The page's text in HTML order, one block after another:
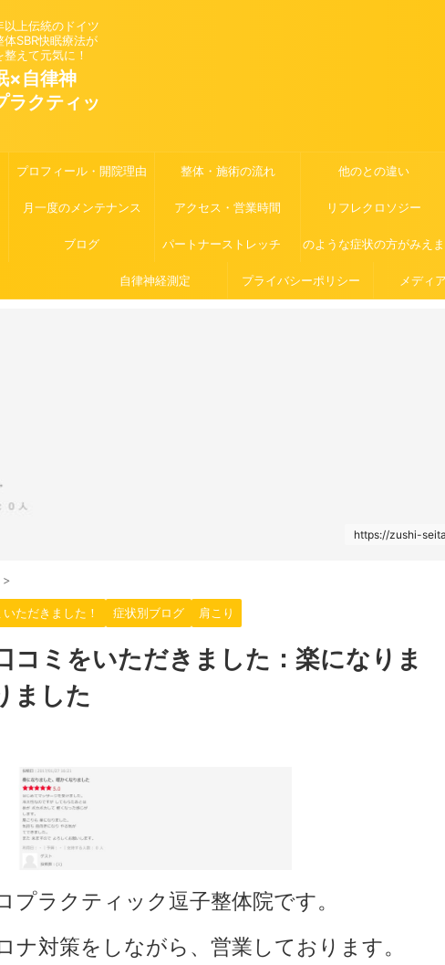
以上伝統のドイツ
SBR快眠療法が
えて元気に！
×自律神
ラクティッ
プロフィール・開院理由 整体・施術の流れ 他のとの違い
月一度のメンテナンス アクセス・営業時間 リフレクロソジー
ブログ パートナーストレッチ このような症状の方がみえま
自律神経測定 プライバシーポリシー メディ
https://zushi-
>
いただきました！ 症状別ブログ 肩こり
コミをいただきました：楽になりま
ました
プラクティック逗子整体院です。
ナ対策をしながら、営業しております。